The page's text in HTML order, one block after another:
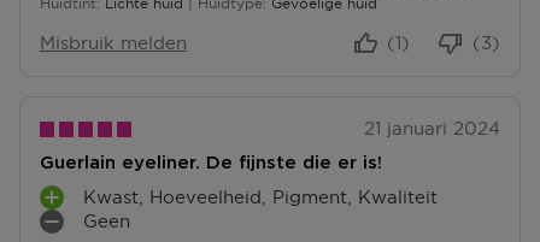
N
N
Misbruik melden (3)
(1)
21 januari 2024
Guerlain eyeliner. De fijnste die er is!
P
L
Kwast, Hoeveelheid, Pigment, Kwaliteit
M
Geen